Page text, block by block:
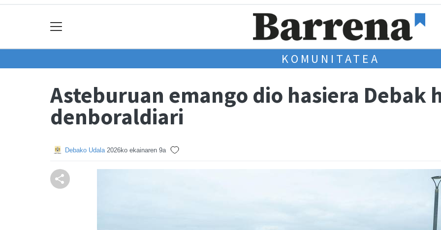
KOMUNITATEA
Asteburuan emango dio hasiera Debak
denboraldiari
Debako Udala 2026ko ekainaren 9a